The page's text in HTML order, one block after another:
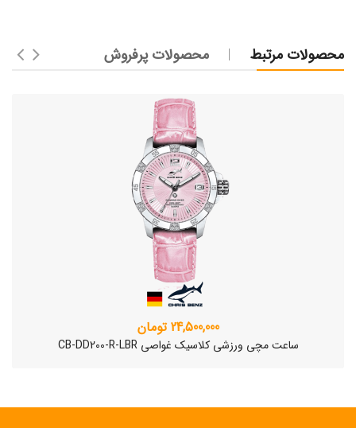
محصولات مرتبط محصولات پرفروش
24,500,000 تومان
ساعت مچی ورزشی کلاسیک غواصی CB-DD200-R-LBR